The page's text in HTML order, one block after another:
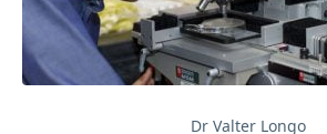
Dr Valter Longo